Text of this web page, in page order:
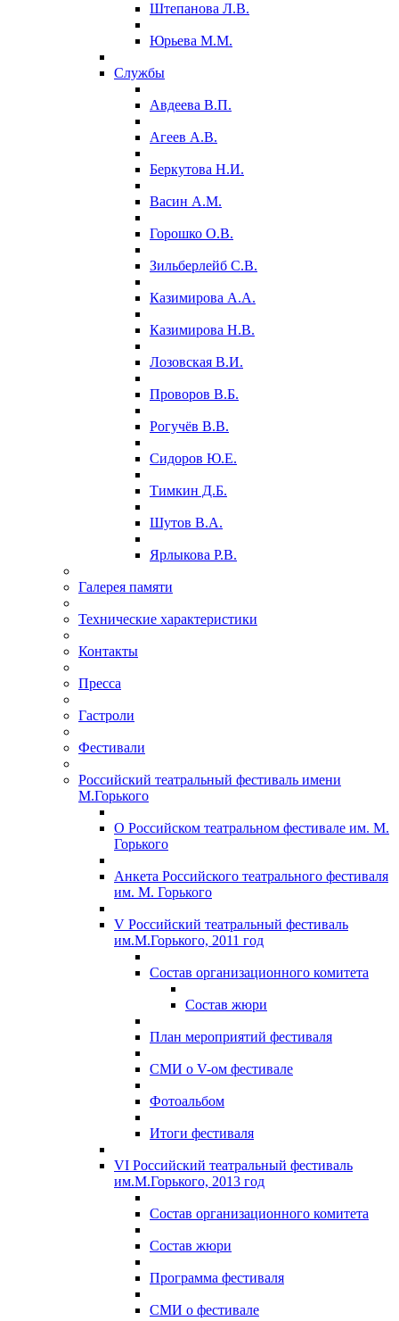
Штепанова Л.В.
Юрьева М.М.
Службы
Авдеева В.П.
Агеев А.В.
Беркутова Н.И.
Васин А.М.
Горошко О.В.
Зильберлейб С.В.
Казимирова А.А.
Казимирова Н.В.
Лозовская В.И.
Проворов В.Б.
Рогучёв В.В.
Сидоров Ю.Е.
Тимкин Д.Б.
Шутов В.А.
Ярлыкова Р.В.
Галерея памяти
Технические характеристики
Контакты
Пресса
Гастроли
Фестивали
Российский театральный фестиваль имени
М.Горького
О Российском театральном фестивале им. М.
Горького
Анкета Российского театрального фестиваля
им. М. Горького
V Российский театральный фестиваль
им.М.Горького, 2011 год
Состав организационного комитета
Состав жюри
План мероприятий фестиваля
СМИ о V-ом фестивале
Фотоальбом
Итоги фестиваля
VI Российский театральный фестиваль
им.М.Горького, 2013 год
Состав организационного комитета
Состав жюри
Программа фестиваля
СМИ о фестивале